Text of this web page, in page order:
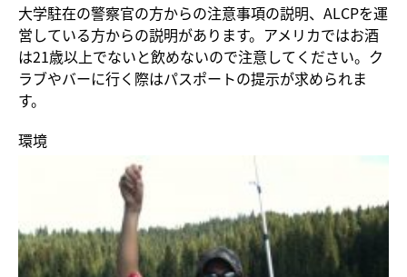
大学駐在の警察官の方からの注意事項の説明、ALCPを運
営している方からの説明があります。アメリカではお酒
は21歳以上でないと飲めないので注意してください。ク
ラブやバーに行く際はパスポートの提示が求められま
す。
環境